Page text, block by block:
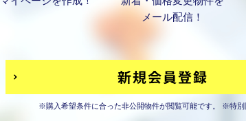
メール配信！
※購入希望条件に合った非公開物件が閲覧可能です。 ※特別